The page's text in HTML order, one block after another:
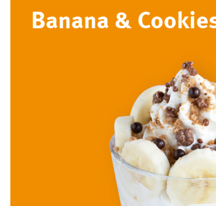
Banana &